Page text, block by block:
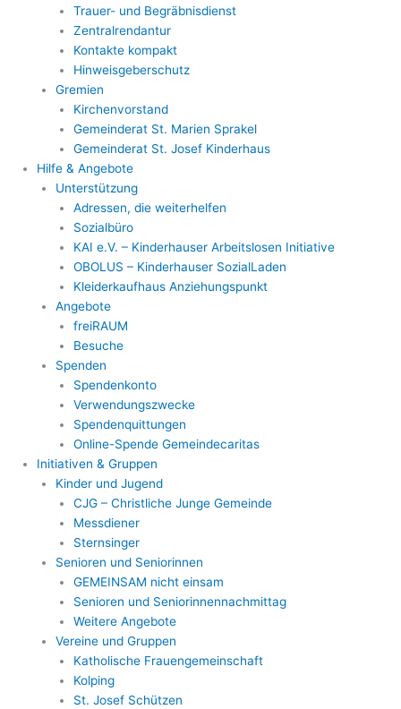
Trauer- und Begräbnisdienst
Zentralrendantur
Kontakte kompakt
Hinweisgeberschutz
Gremien
Kirchenvorstand
Gemeinderat St. Marien Sprakel
Gemeinderat St. Josef Kinderhaus
Hilfe & Angebote
Unterstützung
Adressen, die weiterhelfen
Sozialbüro
KAI e.V. – Kinderhauser Arbeitslosen Initiative
OBOLUS – Kinderhauser SozialLaden
Kleiderkaufhaus Anziehungspunkt
Angebote
freiRAUM
Besuche
Spenden
Spendenkonto
Verwendungszwecke
Spendenquittungen
Online-Spende Gemeindecaritas
Initiativen & Gruppen
Kinder und Jugend
CJG – Christliche Junge Gemeinde
Messdiener
Sternsinger
Senioren und Seniorinnen
GEMEINSAM nicht einsam
Senioren und Seniorinnennachmittag
Weitere Angebote
Vereine und Gruppen
Katholische Frauengemeinschaft
Kolping
St. Josef Schützen